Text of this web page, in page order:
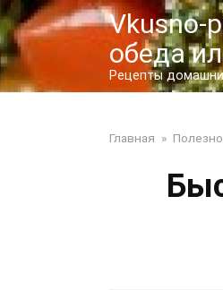
Перейти
к
контенту
Vkusno-
обеда
Рецепты
Главная »